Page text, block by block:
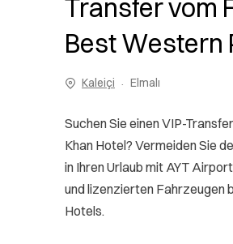
Transfer vom
Best Western
Kaleiçi Elmalı
Suchen Sie einen VIP-
Khan Hotel? Vermeiden Sie
in Ihren Urlaub mit AYT
und lizenzierten Fahrzeugen
Hotels.